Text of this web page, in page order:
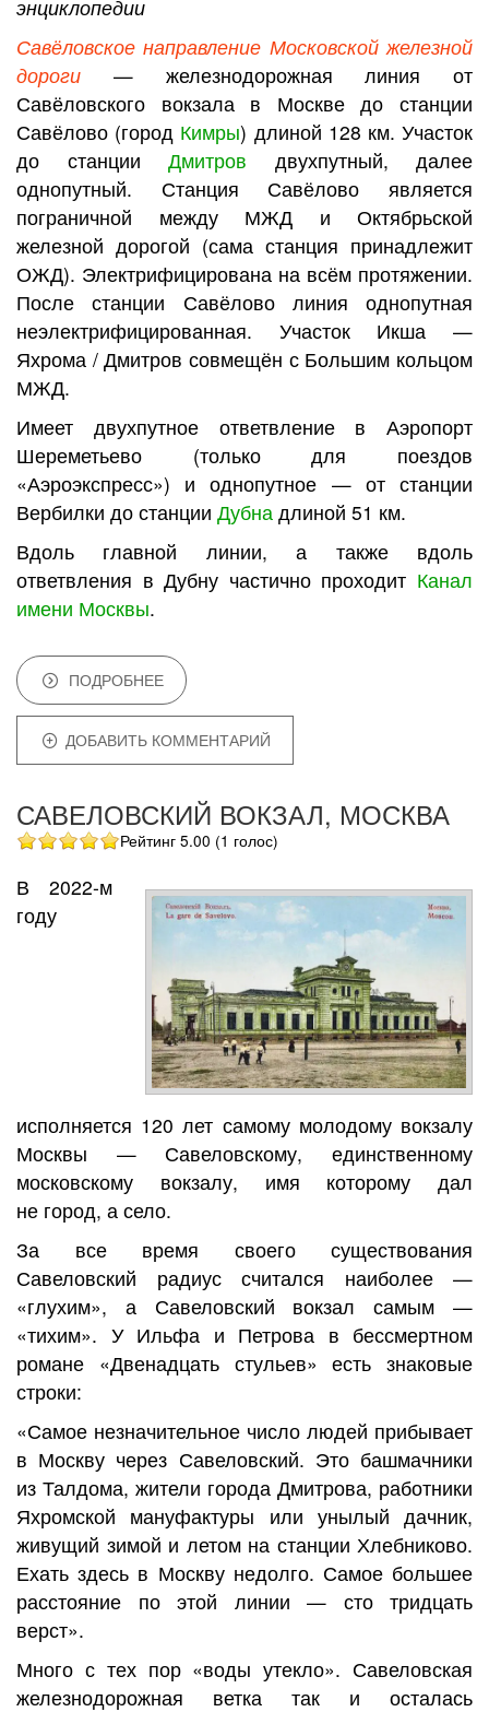
энциклопедии
Савёловское направление Московской железной
дороги — железнодорожная линия от
Савёловского вокзала в Москве до станции
Савёлово (город Кимры) длиной 128 км. Участок
до станции Дмитров двухпутный, далее
однопутный. Станция Савёлово является
пограничной между МЖД и Октябрьской
железной дорогой (сама станция принадлежит
ОЖД). Электрифицирована на всём протяжении.
После станции Савёлово линия однопутная
неэлектрифицированная. Участок Икша —
Яхрома / Дмитров совмещён с Большим кольцом
МЖД.
Имеет двухпутное ответвление в Аэропорт
Шереметьево (только для поездов
«Аэроэкспресс») и однопутное — от станции
Вербилки до станции Дубна длиной 51 км.
Вдоль главной линии, а также вдоль
ответвления в Дубну частично проходит Канал
имени Москвы.
ПОДРОБНЕЕ
ДОБАВИТЬ КОММЕНТАРИЙ
САВЕЛОВСКИЙ ВОКЗАЛ, МОСКВА
Рейтинг 5.00 (1 голос)
В 2022-м
году
исполняется 120 лет самому молодому вокзалу
Москвы — Савеловскому, единственному
московскому вокзалу, имя которому дал
не город, а село.
За все время своего существования
Савеловский радиус считался наиболее —
«глухим», а Савеловский вокзал самым —
«тихим». У Ильфа и Петрова в бессмертном
романе «Двенадцать стульев» есть знаковые
строки:
«Самое незначительное число людей прибывает
в Москву через Савеловский. Это башмачники
из Талдома, жители города Дмитрова, работники
Яхромской мануфактуры или унылый дачник,
живущий зимой и летом на станции Хлебниково.
Ехать здесь в Москву недолго. Самое большее
расстояние по этой линии — сто тридцать
верст».
Много с тех пор «воды утекло». Савеловская
железнодорожная ветка так и осталась